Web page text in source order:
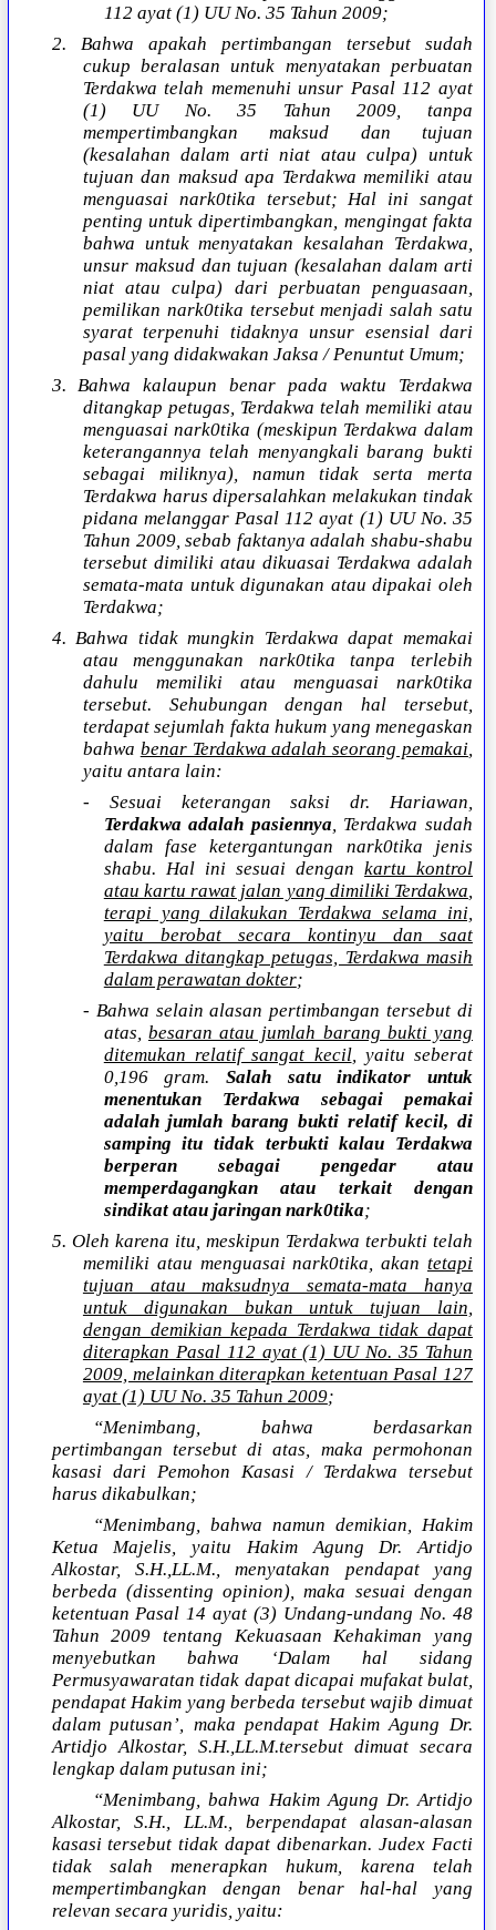
112 ayat (1) UU No. 35 Tahun 2009;
2. Bahwa apakah pertimbangan tersebut sudah
cukup beralasan untuk menyatakan perbuatan
Terdakwa telah memenuhi unsur Pasal 112 ayat
(1) UU No. 35 Tahun 2009, tanpa
mempertimbangkan maksud dan tujuan
(kesalahan dalam arti niat atau culpa) untuk
tujuan dan maksud apa Terdakwa memiliki atau
menguasai nark0tika tersebut; Hal ini sangat
penting untuk dipertimbangkan, mengingat fakta
bahwa untuk menyatakan kesalahan Terdakwa,
unsur maksud dan tujuan (kesalahan dalam arti
niat atau culpa) dari perbuatan penguasaan,
pemilikan nark0tika tersebut menjadi salah satu
syarat terpenuhi tidaknya unsur esensial dari
pasal yang didakwakan Jaksa / Penuntut Umum;
3. Bahwa kalaupun benar pada waktu Terdakwa
ditangkap petugas, Terdakwa telah memiliki atau
menguasai nark0tika (meskipun Terdakwa dalam
keterangannya telah menyangkali barang bukti
sebagai miliknya), namun tidak serta merta
Terdakwa harus dipersalahkan melakukan tindak
pidana melanggar Pasal 112 ayat (1) UU No. 35
Tahun 2009, sebab faktanya adalah shabu-shabu
tersebut dimiliki atau dikuasai Terdakwa adalah
semata-mata untuk digunakan atau dipakai oleh
Terdakwa;
4. Bahwa tidak mungkin Terdakwa dapat memakai
atau menggunakan nark0tika tanpa terlebih
dahulu memiliki atau menguasai nark0tika
tersebut. Sehubungan dengan hal tersebut,
terdapat sejumlah fakta hukum yang menegaskan
bahwa benar Terdakwa adalah seorang pemakai,
yaitu antara lain:
- Sesuai keterangan saksi dr. Hariawan,
Terdakwa adalah pasiennya, Terdakwa sudah
dalam fase ketergantungan nark0tika jenis
shabu. Hal ini sesuai dengan kartu kontrol
atau kartu rawat jalan yang dimiliki Terdakwa,
terapi yang dilakukan Terdakwa selama ini,
yaitu berobat secara kontinyu dan saat
Terdakwa ditangkap petugas, Terdakwa masih
dalam perawatan dokter;
- Bahwa selain alasan pertimbangan tersebut di
atas, besaran atau jumlah barang bukti yang
ditemukan relatif sangat kecil, yaitu seberat
0,196 gram.Salah satu indikator untuk
menentukan Terdakwa sebagai pemakai
adalah jumlah barang bukti relatif kecil, di
samping itu tidak terbukti kalau Terdakwa
berperan sebagai pengedar atau
memperdagangkan atau terkait dengan
sindikat atau jaringan nark0tika;
5. Oleh karena itu, meskipun Terdakwa terbukti telah
memiliki atau menguasai nark0tika, akan tetapi
tujuan atau maksudnya semata-mata hanya
untuk digunakan bukan untuk tujuan lain,
dengan demikian kepada Terdakwa tidak dapat
diterapkan Pasal 112 ayat (1) UU No. 35 Tahun
2009, melainkan diterapkan ketentuan Pasal 127
ayat (1) UU No. 35 Tahun 2009;
“Menimbang, bahwa berdasarkan
pertimbangan tersebut di atas, maka permohonan
kasasi dari Pemohon Kasasi / Terdakwa tersebut
harus dikabulkan;
“Menimbang, bahwa namun demikian, Hakim
Ketua Majelis, yaitu Hakim Agung Dr. Artidjo
Alkostar, S.H.,LL.M., menyatakan pendapat yang
berbeda (dissenting opinion), maka sesuai dengan
ketentuan Pasal 14 ayat (3) Undang-undang No. 48
Tahun 2009 tentang Kekuasaan Kehakiman yang
menyebutkan bahwa ‘Dalam hal sidang
Permusyawaratan tidak dapat dicapai mufakat bulat,
pendapat Hakim yang berbeda tersebut wajib dimuat
dalam putusan’, maka pendapat Hakim Agung Dr.
Artidjo Alkostar, S.H.,LL.M.tersebut dimuat secara
lengkap dalam putusan ini;
“Menimbang, bahwa Hakim Agung Dr. Artidjo
Alkostar, S.H., LL.M., berpendapat alasan-alasan
kasasi tersebut tidak dapat dibenarkan. Judex Facti
tidak salah menerapkan hukum, karena telah
mempertimbangkan dengan benar hal-hal yang
relevan secara yuridis, yaitu: